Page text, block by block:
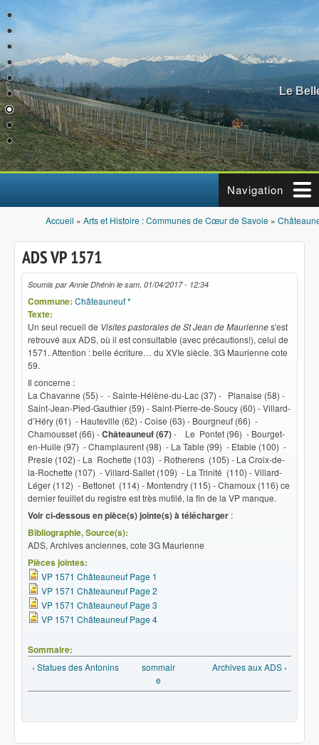
Aller au contenu principal
Le
Navigation
Vous êtes ici
Accueil » Arts et Histoire : Communes de Cœur de Savoie »
ADS VP 1571
Soumis parAnnie Dhénin le sam, 01/04/2017 - 12:34
Commune: Châteauneuf *
Texte:
Un seul recueil de Visites pastorales de St Jean de Mauriennes'est
retrouvé aux ADS, où il est consultable (avec précautions!), celui de
1571. Attention : belle écriture… du XVIe siècle. 3G Maurienne cote
59.
Il concerne :
La Chavanne (55) - - Sainte-Hélène-du-Lac (37) - Planaise (58) -
Saint-Jean-Pied-Gauthier (59) - Saint-Pierre-de-Soucy (60) - Villard-
d’Héry (61) - Hauteville (62) - Coise (63) - Bourgneuf (66) -
Chamousset (66) -Châteauneuf (67)- Le Pontet (96) - Bourget-
en-Huile (97) - Champlaurent (98) - La Table (99) - Etable (100) -
Presle (102) - La Rochette (103) - Rotherens (105) - La Croix-de-
la-Rochette (107) - VilIard-Sallet (109) - La Trinité (110) - Villard-
Léger (112) - Bettonet (114) - Montendry (115) - Chamoux (116) ce
dernier feuillet du registre est très mutilé, la fin de la VP manque.
Voir ci-dessous en pièce(s) jointe(s) à télécharger :
Bibliographie, Source(s):
ADS, Archives anciennes, cote 3G Maurienne
Pièces jointes:
VP 1571 Châteauneuf Page 1
VP 1571 Châteauneuf Page 2
VP 1571 Châteauneuf Page 3
VP 1571 Châteauneuf Page 4
Sommaire:
‹ Statues des Antonins
sommair
e
Archives aux ADS ›